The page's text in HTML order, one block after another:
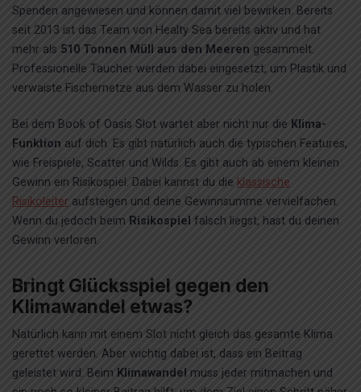
Spenden angewiesen und können damit viel bewirken. Bereits
seit 2013 ist das Team von Healty Sea bereits aktiv und hat
mehr als 510 Tonnen Müll aus den Meeren gesammelt.
Professionelle Taucher werden dabei eingesetzt, um Plastik und
verwaiste Fischernetze aus dem Wasser zu holen.
Bei dem Book of Oasis Slot wartet aber nicht nur die Klima-
Funktion auf dich. Es gibt natürlich auch die typischen Features,
wie Freispiele, Scatter und Wilds. Es gibt auch ab einem kleinen
Gewinn ein Risikospiel. Dabei kannst du die klassische
Risikoleiter aufsteigen und deine Gewinnsumme vervielfachen.
Wenn du jedoch beim Risikospiel falsch liegst, hast du deinen
Gewinn verloren.
Bringt Glücksspiel gegen den
Klimawandel etwas?
Natürlich kann mit einem Slot nicht gleich das gesamte Klima
gerettet werden. Aber wichtig dabei ist, dass ein Beitrag
geleistet wird. Beim Klimawandel muss jeder mitmachen und